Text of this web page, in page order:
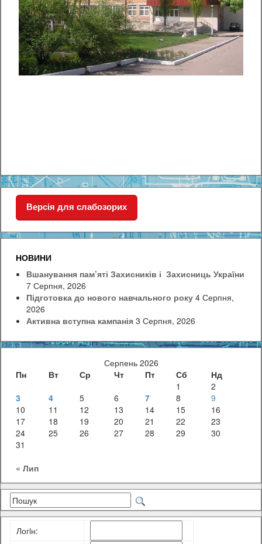
Версія для слабозорих
НОВИНИ
Вшанування пам’яті Захисників і Захисниць України
7 Серпня, 2026
Підготовка до нового навчального року 4 Серпня,
2026
Активна вступна кампанія 3 Серпня, 2026
Серпень 2026
Пн
Вт Ср Чт Пт Сб
Нд
1
2
3
4 5 6 7 8
9
10
11 12 13 14 15
16
17
18 19 20 21 22
23
24
25 26 27 28 29
30
31
« Лип
Логiн: